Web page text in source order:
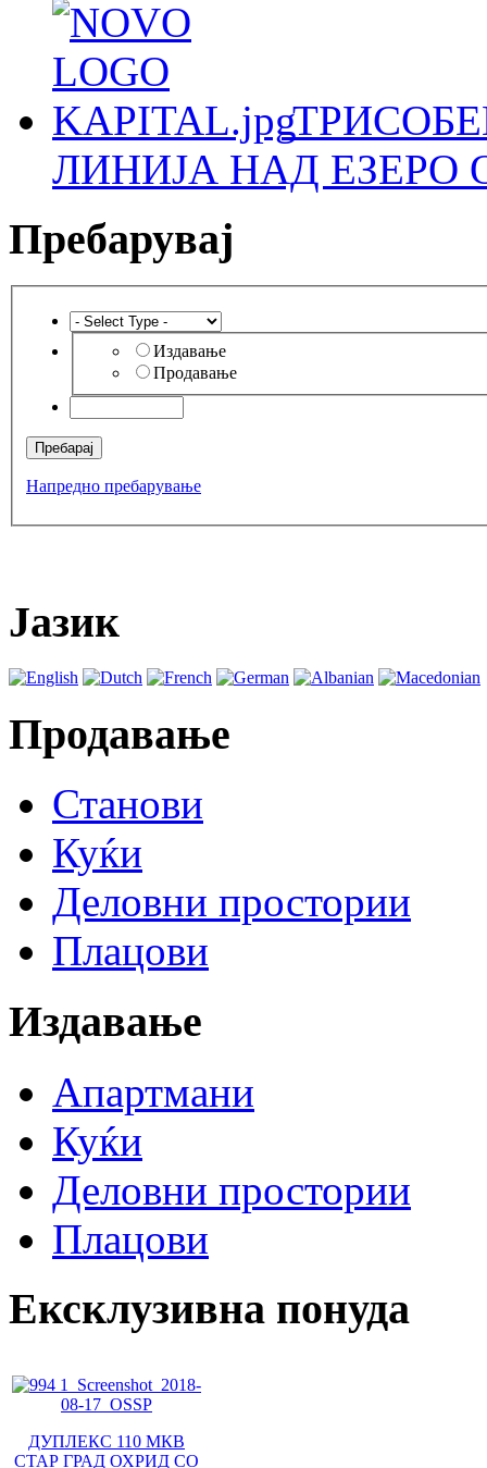
ЛИНИЈА НАД ЕЗЕРО
Пребарувај
Издавање
Продавање
Напредно пребарување
Јазик
Продавање
Станови
Куќи
Деловни простории
Плацови
Издавање
Апартмани
Куќи
Деловни простории
Плацови
Ексклузивна понуда
ДУПЛЕКС 110 МКВ
СТАР ГРАД ОХРИД СО